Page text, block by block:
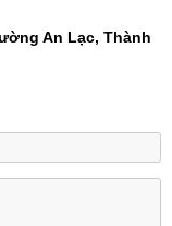
An Lạc, Thành